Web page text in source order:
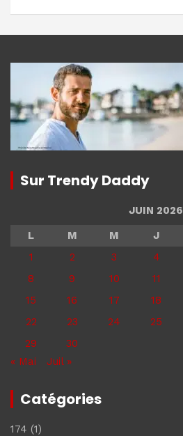
Sur Trendy Daddy
JUIN 2026
L
M M J
1
2 3 4
8
9 10 11
15
16 17 18
22
23 24 25
29
30
« Mai
Juil »
Catégories
174 (1)